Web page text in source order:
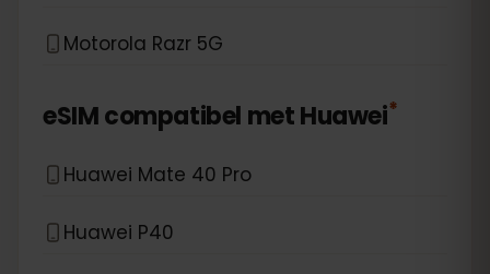
Motorola Razr 5G
eSIM compatibel metHuawei*
Huawei Mate 40 Pro
Huawei P40